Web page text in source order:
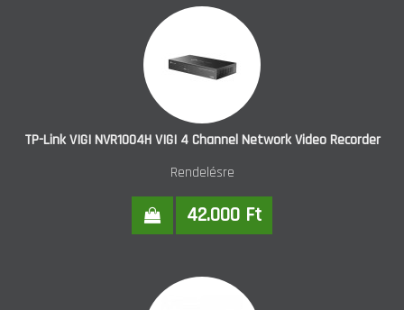
TP-Link VIGI NVR1004H VIGI 4 Channel Network Video Recorder
Rendelésre
42.000 Ft